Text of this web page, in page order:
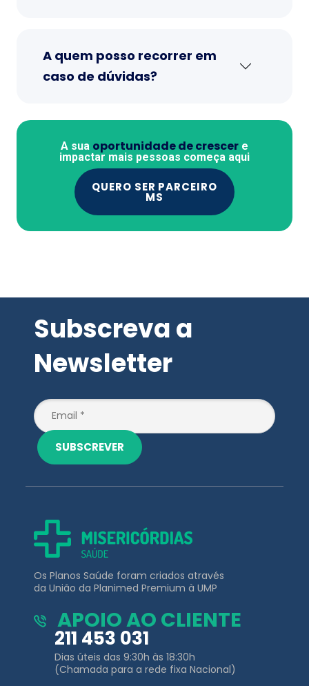
A quem posso recorrer em
caso de dúvidas?
A sua oportunidade de crescer e
impactar mais pessoas começa aqui
QUERO SER PARCEIRO
MS
Subscreva a
Newsletter
SUBSCREVER
Os Planos Saúde foram criados através
da União da Planimed Premium à UMP
APOIO AO CLIENTE
211 453 031
Dias úteis das 9:30h às 18:30h
(Chamada para a rede fixa Nacional)